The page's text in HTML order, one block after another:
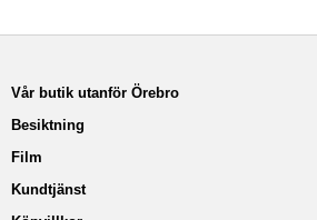
Vår butik utanför Örebro
Besiktning
Film
Kundtjänst